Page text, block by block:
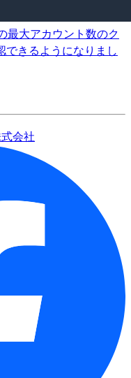
最大アカウント数のク
できるようになりまし
会社